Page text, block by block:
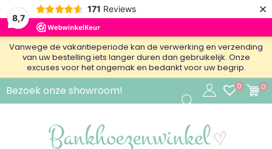
8,7
171 Reviews ×
Vanwege de vakantieperiode kan de verwerking en verzending
van uw bestelling iets langer duren dan gebruikelijk. Onze
excuses voor het ongemak en bedankt voor uw begrip.
Bezoek onze showroom! 0 0